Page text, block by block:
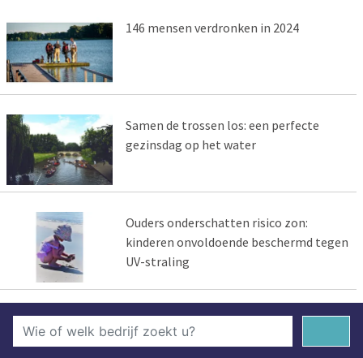
146 mensen verdronken in 2024
Samen de trossen los: een perfecte
gezinsdag op het water
Ouders onderschatten risico zon:
kinderen onvoldoende beschermd tegen
UV-straling